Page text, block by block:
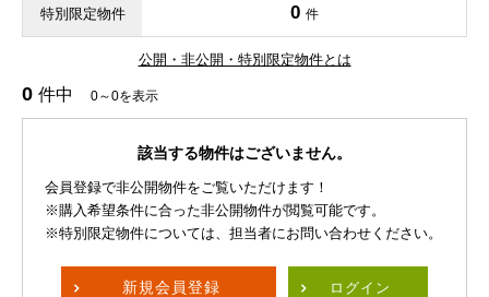
特別限定物件 0 件
公開・非公開・特別限定物件とは
0 件中 0～0を表示
該当する物件はございません。
会員登録で非公開物件をご覧いただけます！
※購入希望条件に合った非公開物件が閲覧可能です。
※特別限定物件については、担当者にお問い合わせください。
新規会員登録 ログイン